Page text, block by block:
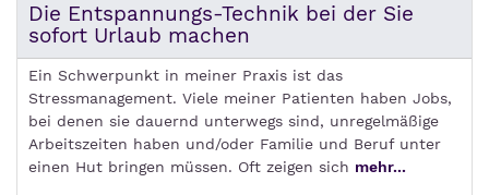
Die Entspannungs-Technik bei der Sie
sofort Urlaub machen
Ein Schwerpunkt in meiner Praxis ist das
Stressmanagement. Viele meiner Patienten haben Jobs,
bei denen sie dauernd unterwegs sind, unregelmäßige
Arbeitszeiten haben und/oder Familie und Beruf unter
einen Hut bringen müssen. Oft zeigen sich mehr...